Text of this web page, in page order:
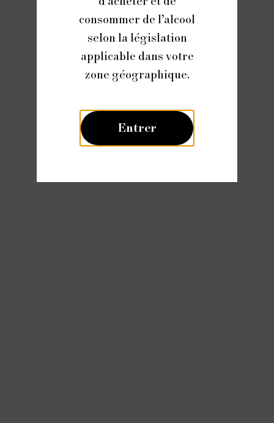
consommer de l’alcool
selon la législation
applicable dans votre
zone géographique.
Entrer